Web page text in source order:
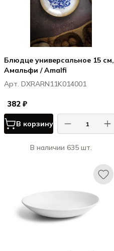
Блюдце универсальное 15 см,
Амальфи / Amalfi
Арт. DXRARN11K014001
382 ₽
В корзину
В наличии 635 шт.